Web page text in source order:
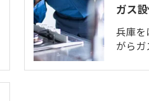
ガス
兵庫
がら